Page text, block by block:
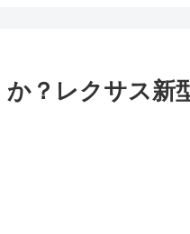
？レクサス新